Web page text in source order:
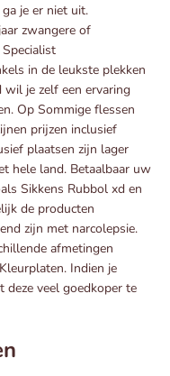
je er niet uit.
zwangere of
in de leukste plekken
je zelf een ervaring
Op Sommige flessen
prijzen inclusief
plaatsen zijn lager
hele land. Betaalbaar uw
Sikkens Rubbol xd en
de producten
zijn met narcolepsie.
afmetingen
Indien je
veel goedkoper te